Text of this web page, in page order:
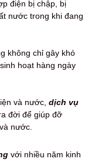
điện bị chập, bị
nước trong khi đang
không chỉ gây khó
hoạt hàng ngày
và nước, dịch vụ
đời để giúp đỡ
nước.
với nhiều năm kinh